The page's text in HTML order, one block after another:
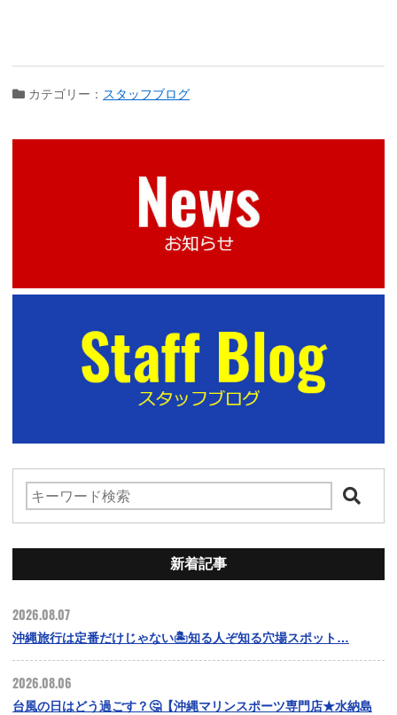
カテゴリー： スタッフブログ
新着記事
2026.08.07
沖縄旅行は定番だけじゃない🏝️知る人ぞ知る穴場スポット…
2026.08.06
台風の日はどう過ごす？🤔【沖縄マリンスポーツ専門店★水納島